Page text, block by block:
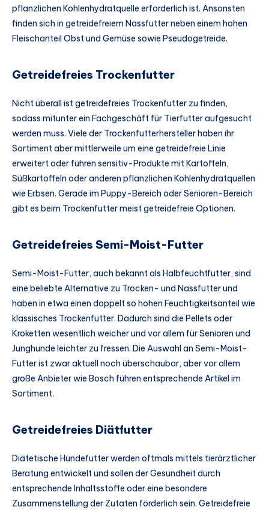
pflanzlichen Kohlenhydratquelle erforderlich ist. Ansonsten
finden sich in getreidefreiem Nassfutter neben einem hohen
Fleischanteil Obst und Gemüse sowie Pseudogetreide.
Getreidefreies Trockenfutter
Nicht überall ist getreidefreies Trockenfutter zu finden,
sodass mitunter ein Fachgeschäft für Tierfutter aufgesucht
werden muss. Viele der Trockenfutterhersteller haben ihr
Sortiment aber mittlerweile um eine getreidefreie Linie
erweitert oder führen sensitiv-Produkte mit Kartoffeln,
Süßkartoffeln oder anderen pflanzlichen Kohlenhydratquellen
wie Erbsen. Gerade im Puppy-Bereich oder Senioren-Bereich
gibt es beim Trockenfutter meist getreidefreie Optionen.
Getreidefreies Semi-Moist-Futter
Semi-Moist-Futter, auch bekannt als Halbfeuchtfutter, sind
eine beliebte Alternative zu Trocken- und Nassfutter und
haben in etwa einen doppelt so hohen Feuchtigkeitsanteil wie
klassisches Trockenfutter. Dadurch sind die Pellets oder
Kroketten wesentlich weicher und vor allem für Senioren und
Junghunde leichter zu fressen. Die Auswahl an Semi-Moist-
Futter ist zwar aktuell noch überschaubar, aber vor allem
große Anbieter wie Bosch führen entsprechende Artikel im
Sortiment.
Getreidefreies Diätfutter
Diätetische Hundefutter werden oftmals mittels tierärztlicher
Beratung entwickelt und sollen der Gesundheit durch
entsprechende Inhaltsstoffe oder eine besondere
Zusammenstellung der Zutaten förderlich sein. Getreidefreie